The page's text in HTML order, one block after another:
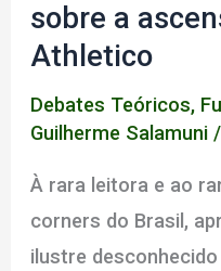
sobre a
Athletico
Debates Teóricos,
Guilherme Salamuni /
À rara leitora e ao
corners do Brasil,
ilustre